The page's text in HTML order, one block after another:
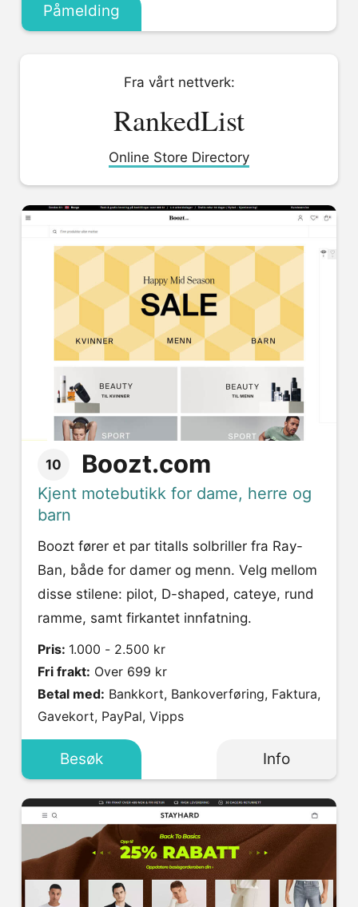
Påmelding
Fra vårt nettverk:
RankedList
Online Store Directory
10 Boozt.com
Kjent motebutikk for dame, herre og
barn
Boozt fører et par titalls solbriller fra Ray-
Ban, både for damer og menn. Velg mellom
disse stilene: pilot, D-shaped, cateye, rund
ramme, samt firkantet innfatning.
Pris: 1.000 - 2.500 kr
Fri frakt: Over 699 kr
Betal med:
Gavekort, PayPal, Vipps
Besøk Info